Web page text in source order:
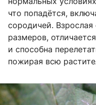
что попадётся,
сородичей.
размеров,
и способна
пожирая всю